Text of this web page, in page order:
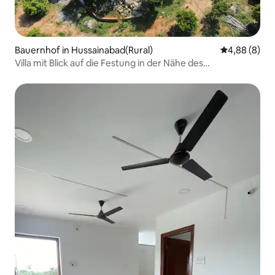
Bauernhof in Hussainabad(Rural)
4,88 (8)
Villa mit Blick auf die Festung in der Nähe des